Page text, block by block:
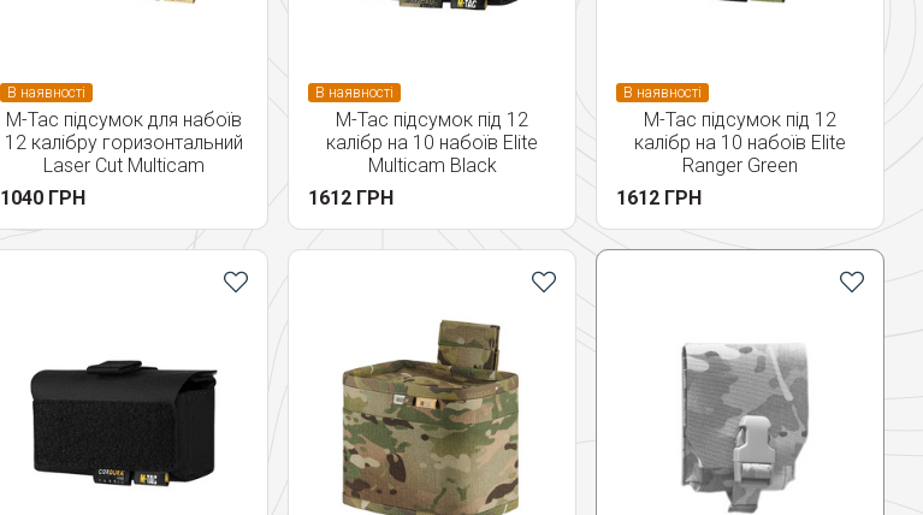
В наявності
M-Tac підсумок для набоїв
12 калібру горизонтальний
Laser Cut Multicam
1040 ГРН
В наявності
M-Tac підсумок під 12
калібр на 10 набоїв Elite
Multicam Black
1612 ГРН
В наявності
M-Tac підсумок під 12
калібр на 10 набоїв Elite
Ranger Green
1612 ГРН